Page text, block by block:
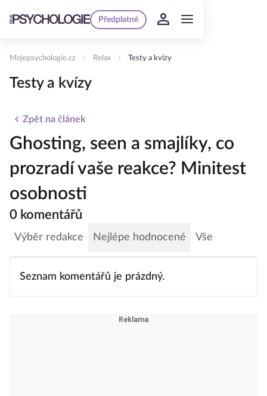
Předplatné
Mojepsychologie.cz Relax Testy a kvízy
Testy a kvízy
Zpět na článek
Ghosting, seen a smajlíky, co
prozradí vaše reakce? Minitest
osobnosti
0 komentářů
Výběr redakce Nejlépe hodnocené Vše
Seznam komentářů je prázdný.